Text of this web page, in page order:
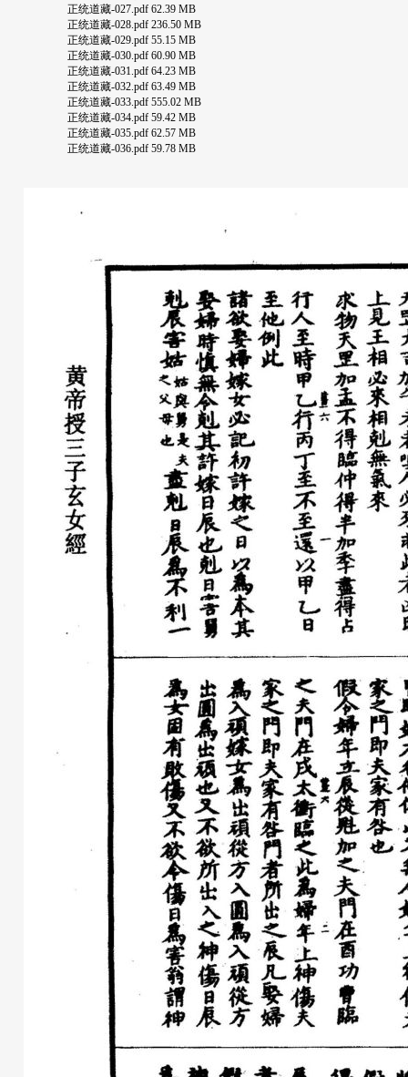
正统道藏-027.pdf 62.39 MB
正统道藏-028.pdf 236.50 MB
正统道藏-029.pdf 55.15 MB
正统道藏-030.pdf 60.90 MB
正统道藏-031.pdf 64.23 MB
正统道藏-032.pdf 63.49 MB
正统道藏-033.pdf 555.02 MB
正统道藏-034.pdf 59.42 MB
正统道藏-035.pdf 62.57 MB
正统道藏-036.pdf 59.78 MB